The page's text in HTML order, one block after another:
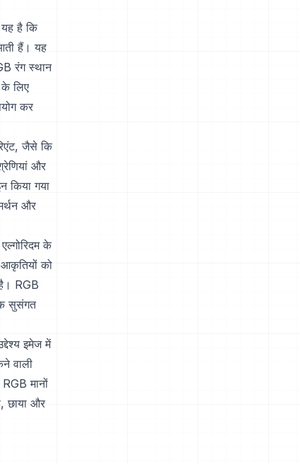
यह है कि
हैं। यह
रंग स्थान
लिए
कर
जैसे कि
और
किया गया
और
के
को
RGB
सुसंगत
इमेज में
वाली
मानों
छाया और